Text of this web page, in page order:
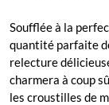
Soufflée à la
quantité parfaite
relecture
charmera à coup
les croustilles de